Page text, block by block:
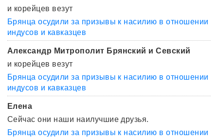
и корейцев везут
Брянца осудили за призывы к насилию в отношении
индусов и кавказцев
Александр Митрополит Брянский и Севский
и корейцев везут
Брянца осудили за призывы к насилию в отношении
индусов и кавказцев
Елена
Сейчас они наши наилучшие друзья.
Брянца осудили за призывы к насилию в отношении